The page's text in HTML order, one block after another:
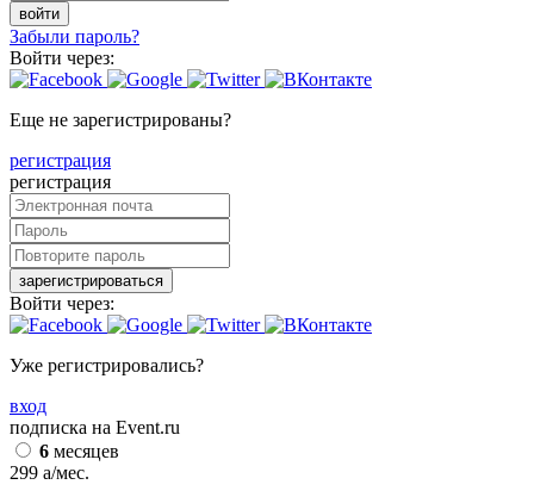
войти
Забыли пароль?
Войти через:
Еще не зарегистрированы?
регистрация
регистрация
зарегистрироваться
Войти через:
Уже регистрировались?
вход
подписка на Event.ru
6 месяцев
299 a/мес.